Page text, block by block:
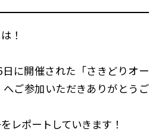
！
に開催された「さきどりオー
ご参加いただきありがとうご
レポートしていきます！